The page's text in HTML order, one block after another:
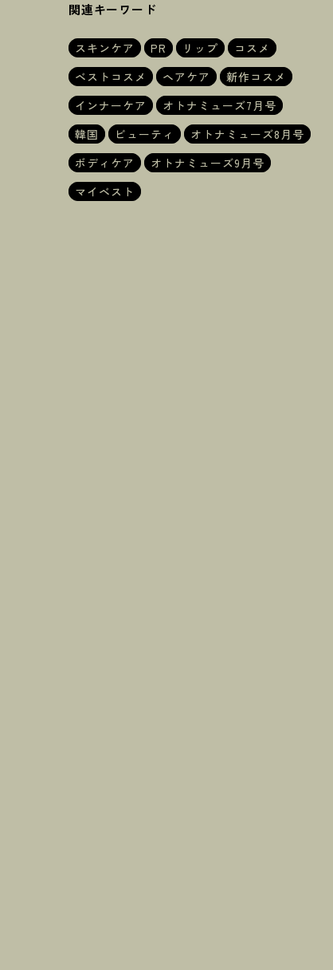
関連キーワード
スキンケア PR リップ
コスメ
ベストコスメ
ヘアケア
新作コスメ
インナーケア
オトナミューズ7月号
韓国
ビューティ
オトナミューズ8月号
ボディケア
オトナミューズ9月号
マイベスト